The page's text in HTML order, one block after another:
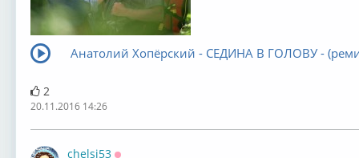
Анатолий Хопёрский - СЕДИНА В ГОЛОВУ -
2
20.11.2016 14:26
chelsi53